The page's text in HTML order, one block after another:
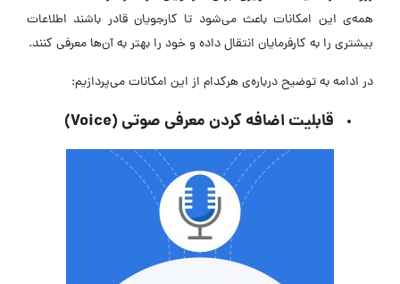
همه‌ی این امکانات باعث می‌شود تا کارجویان قادر باشند اطلاعات
بیشتری را به کارفرمایان انتقال داده و خود را بهتر به آن‌ها معرفی کنند.
در ادامه به توضیح درباره‌ی هرکدام از این امکانات می‌پردازیم:
قابلیت اضافه کردن معرفی صوتی (Voice)